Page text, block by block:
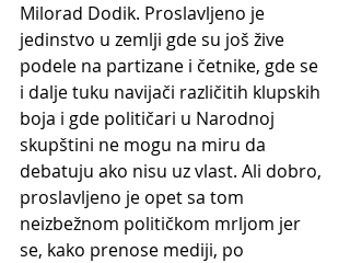
Milorad Dodik. Proslavljeno je
jedinstvo u zemlji gde su još žive
podele na partizane i četnike, gde se
i dalje tuku navijači različitih klupskih
boja i gde političari u Narodnoj
skupštini ne mogu na miru da
debatuju ako nisu uz vlast. Ali dobro,
proslavljeno je opet sa tom
neizbežnom političkom mrljom jer
se, kako prenose mediji, po